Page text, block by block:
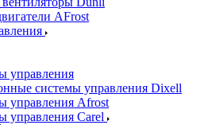
AFrost
управления
системы управления Dixell
управления Afrost
управления Carel